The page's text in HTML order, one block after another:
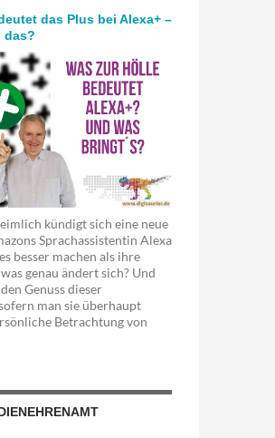
das Plus bei Alexa+ –
das?
kündigt sich eine neue
Sprachassistentin Alexa
besser machen als ihre
genau ändert sich? Und
Genuss dieser
man sie überhaupt
Betrachtung von